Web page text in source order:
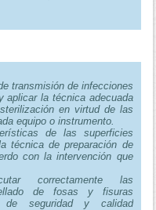
transmisión de infecciones
aplicar la técnica adecuada
en virtud de las
equipo o instrumento.
de las superficies
técnica de preparación de
con la intervención que
correctamente las
de fosas y fisuras
de seguridad y calidad